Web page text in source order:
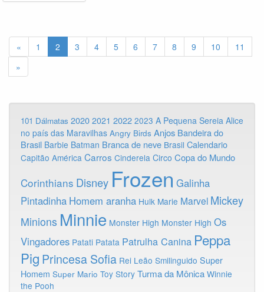
« 1 2 3 4 5 6 7 8 9 10
11
»
101 Dálmatas 2020 2021 2022 2023 A Pequena Sereia Alice
no país das Maravilhas Angry Birds Anjos Bandeira do
Brasil Barbie Batman Branca de neve Brasil Calendario
Capitão América Carros Cinderela Circo Copa do Mundo
Corinthians Disney Frozen Galinha
Pintadinha Homem aranha Hulk Marie Marvel Mickey
Minions Minnie Monster High Monster High Os
Vingadores Patati Patata Patrulha Canina Peppa
Pig Princesa Sofia Rei Leão Smilinguido Super
Homem Super Mario Toy Story Turma da Mônica Winnie
the Pooh